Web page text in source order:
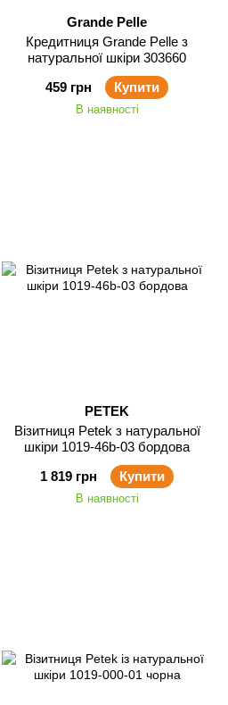
Grande Pelle
Кредитниця Grande Pelle з
натуральної шкіри 303660
459 грн
Купити
В наявності
PETEK
Візитниця Petek з натуральної
шкіри 1019-46b-03 бордова
1 819 грн
Купити
В наявності